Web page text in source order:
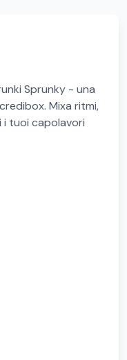
Sprunky - una
Mixa ritmi,
i tuoi capolavori